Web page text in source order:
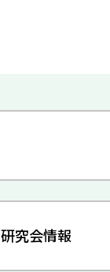
研究会情報